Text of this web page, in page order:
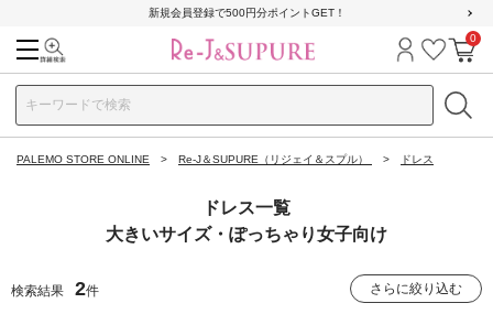
新規会員登録で500円分ポイントGET！
ログイン
お気に
カ
0
PALEMO STORE ONLINE Re-J＆SUPURE（リジェイ＆スプル） ドレス
ドレス一覧
大きいサイズ・ぽっちゃり女子向け
検索結果 2件 さらに絞り込む